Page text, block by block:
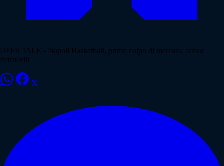
UFFICIALE - Napoli Basketball, primo colpo di mercato: arriva
Petrucelli